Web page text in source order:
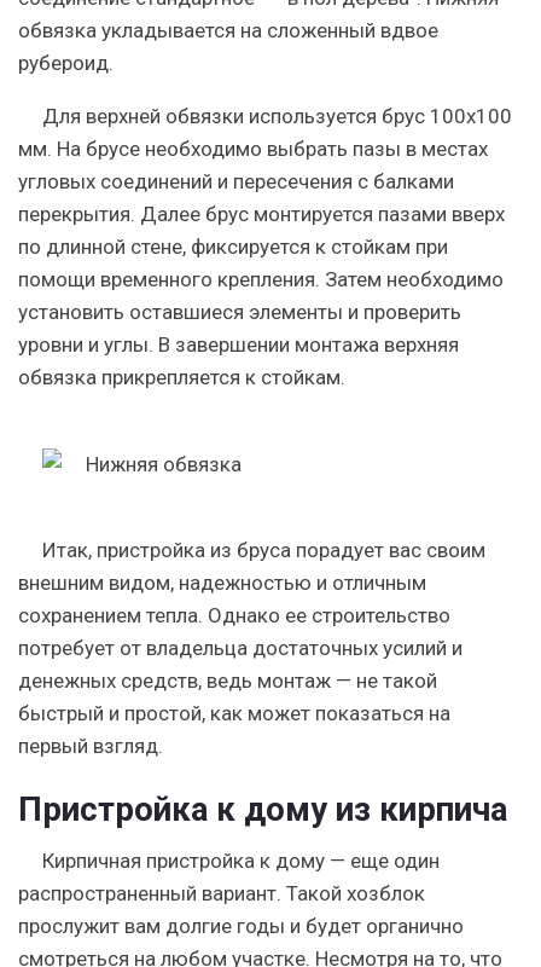
обвязка укладывается на сложенный вдвое
рубероид.
Для верхней обвязки используется брус 100х100
мм. На брусе необходимо выбрать пазы в местах
угловых соединений и пересечения с балками
перекрытия. Далее брус монтируется пазами вверх
по длинной стене, фиксируется к стойкам при
помощи временного крепления. Затем необходимо
установить оставшиеся элементы и проверить
уровни и углы. В завершении монтажа верхняя
обвязка прикрепляется к стойкам.
Итак, пристройка из бруса порадует вас своим
внешним видом, надежностью и отличным
сохранением тепла. Однако ее строительство
потребует от владельца достаточных усилий и
денежных средств, ведь монтаж — не такой
быстрый и простой, как может показаться на
первый взгляд.
Пристройка к дому из кирпича
Кирпичная пристройка к дому — еще один
распространенный вариант. Такой хозблок
прослужит вам долгие годы и будет органично
смотреться на любом участке. Несмотря на то, что